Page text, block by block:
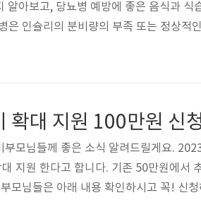
알아보고, 당뇨병 예방에 좋은 음식과 식
은 인슐리의 분비량의 부족 또는 정상적
합병증을 동반하는 위험이 큰 질병으로
dL이..
확대 지원 100만원 신
부모님들께 좋은 소식 알려드릴게요.
지원 한다고 합니다. 기존 50만원에서
모님들은 아래 내용 확인하시고 꼭! 신
능하며, 오프라인으로는 관할 동 행정복